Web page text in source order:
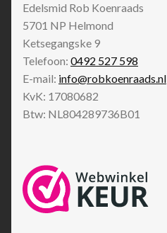
Edelsmid Rob Koenraads
5701 NP Helmond
Ketsegangske 9
Telefoon: 0492 527 598
E-mail: info@robkoenraads.nl
KvK: 17080682
Btw: NL804289736B01